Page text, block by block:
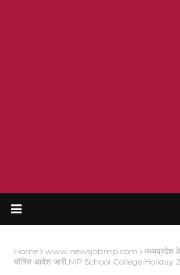
Home www.newsjobmp.com
मध्यप्रदेश
घोषित आदेश जारी,MP School College Holiday